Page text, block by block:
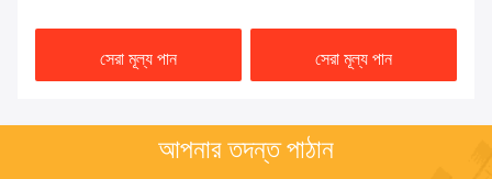
সেরা মূল্য পান সেরা মূল্য পান
আপনার তদন্ত পাঠান